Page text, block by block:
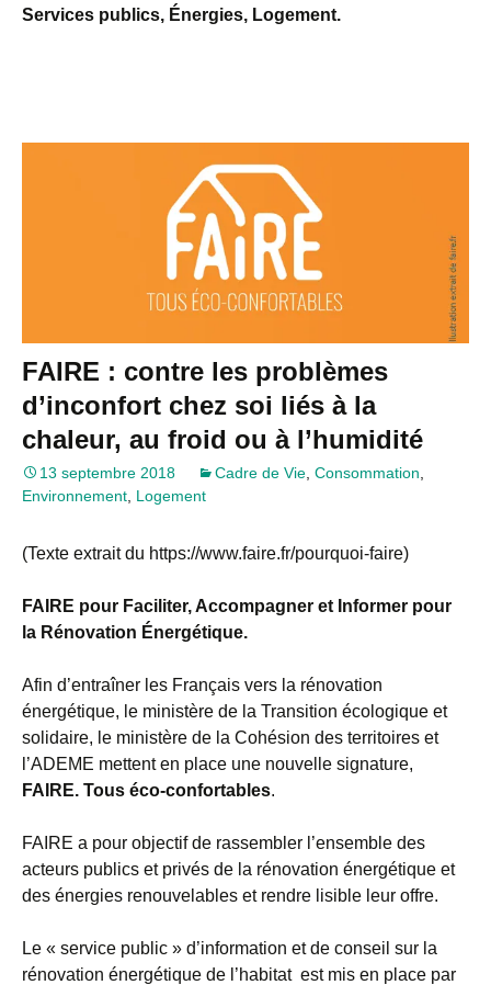
Services publics, Énergies, Logement.
FAIRE : contre les problèmes
d’inconfort chez soi liés à la
chaleur, au froid ou à l’humidité
13 septembre 2018 Cadre de Vie Consommation
Environnement Logement
(Texte extrait du https://www.faire.fr/pourquoi-faire)
FAIRE pour Faciliter, Accompagner et Informer pour
la Rénovation Énergétique.
Afin d’entraîner les Français vers la rénovation
énergétique, le ministère de la Transition écologique et
solidaire, le ministère de la Cohésion des territoires et
l’ADEME mettent en place une nouvelle signature,
FAIRE. Tous éco-confortables.
FAIRE a pour objectif de rassembler l’ensemble des
acteurs publics et privés de la rénovation énergétique et
des énergies renouvelables et rendre lisible leur offre.
Le « service public » d’information et de conseil sur la
rénovation énergétique de l’habitat est mis en place par